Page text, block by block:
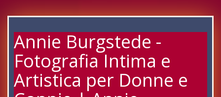
Annie Burgstede -
Fotografia Intima e
Artistica per Donne e